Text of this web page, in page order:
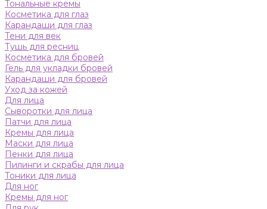
Тональные кремы
Косметика для глаз
Карандаши для глаз
Тени для век
Тушь для ресниц
Косметика для бровей
Гель для укладки бровей
Карандаши для бровей
Уход за кожей
Для лица
Сыворотки для лица
Патчи для лица
Кремы для лица
Маски для лица
Пенки для лица
Пилинги и скрабы для лица
Тоники для лица
Для ног
Кремы для ног